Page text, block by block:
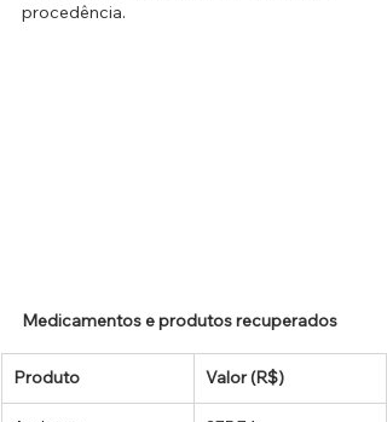
procedência.
Medicamentos e produtos recuperados
Produto Valor (R$)